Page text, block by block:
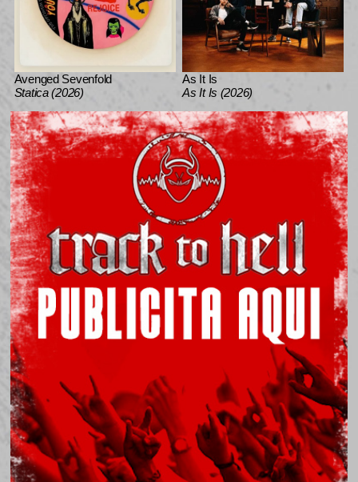
Avenged Sevenfold
Statica (2026)
As It Is
As It Is (2026)